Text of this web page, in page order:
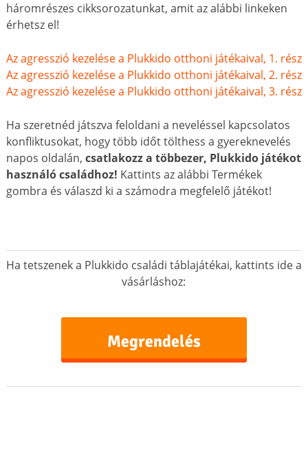
háromrészes cikksorozatunkat, amit az alábbi linkeken
érhetsz el!
Az agresszió kezelése a Plukkido otthoni játékaival, 1. rész
Az agresszió kezelése a Plukkido otthoni játékaival, 2. rész
Az agresszió kezelése a Plukkido otthoni játékaival, 3. rész
Ha szeretnéd játszva feloldani a neveléssel kapcsolatos
konfliktusokat, hogy több időt tölthess a gyereknevelés
napos oldalán, csatlakozz a többezer, Plukkido játékot
használó családhoz! Kattints az alábbi Termékek
gombra és válaszd ki a számodra megfelelő játékot!
Ha tetszenek a Plukkido családi táblajátékai, kattints ide a
vásárláshoz:
Megrendelés